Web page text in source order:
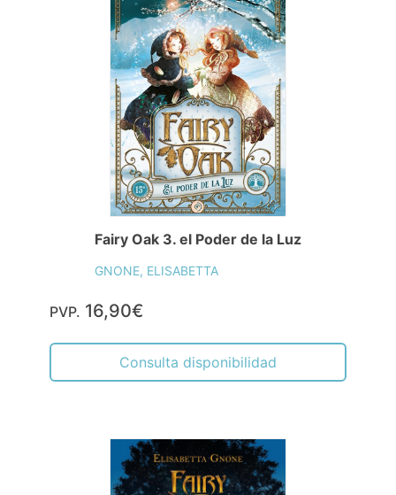
Fairy Oak 3. el Poder de la Luz
GNONE, ELISABETTA
PVP. 16,90€
Consulta disponibilidad